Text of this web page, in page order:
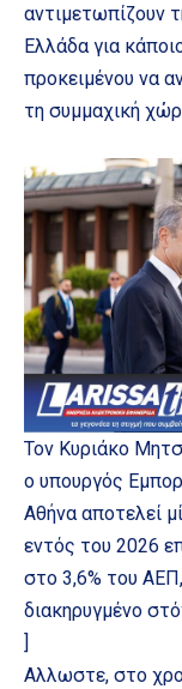
αντιμετωπίζουν
Ελλάδα για
προκειμένου να
τη συμμαχική
Τον Κυριάκο
ο υπουργός
Αθήνα αποτελεί
εντός του 2026
στο 3,6% του
διακηρυγμένο
]
Αλλωστε, στο